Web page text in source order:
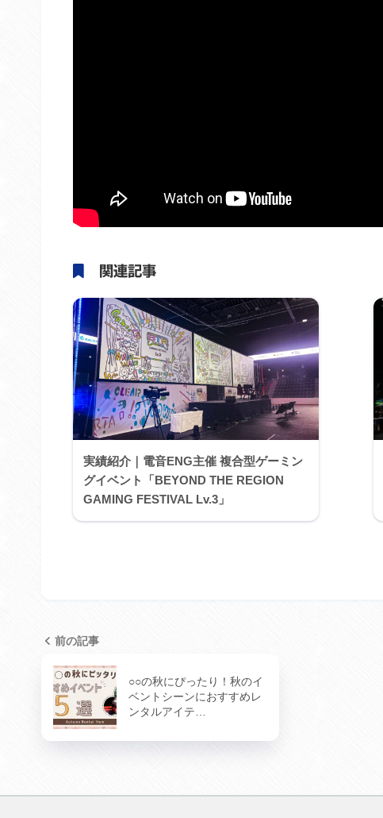
関連記事
実績紹介｜電音ENG主催 複合型ゲーミン
グイベント「BEYOND THE REGION
GAMING FESTIVAL Lv.3」
前の記事
○○の秋にぴったり！秋のイ
ベントシーンにおすすめレ
ンタルアイテ…